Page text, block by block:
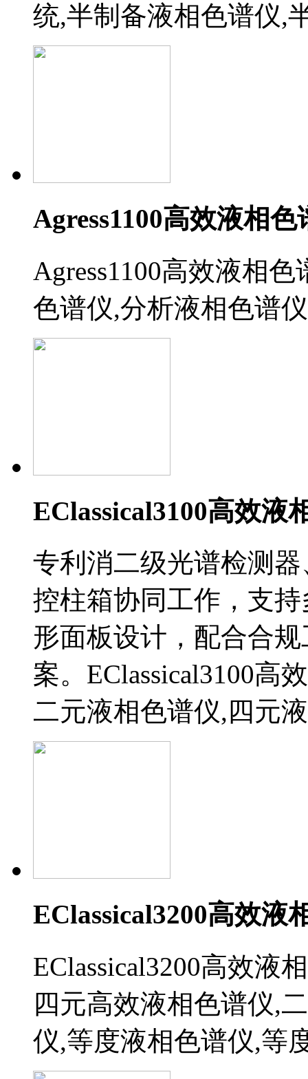
统,半制备液相色谱仪,
Agress1100高效液相色
Agress1100高效液相
色谱仪,分析液相色谱
EClassical3100高效液
专利消二级光谱检测
控柱箱协同工作，支
形面板设计，配合合
案。EClassical3100高
二元液相色谱仪,四元
EClassical3200高效液
EClassical3200高效液
四元高效液相色谱仪,
仪,等度液相色谱仪,等